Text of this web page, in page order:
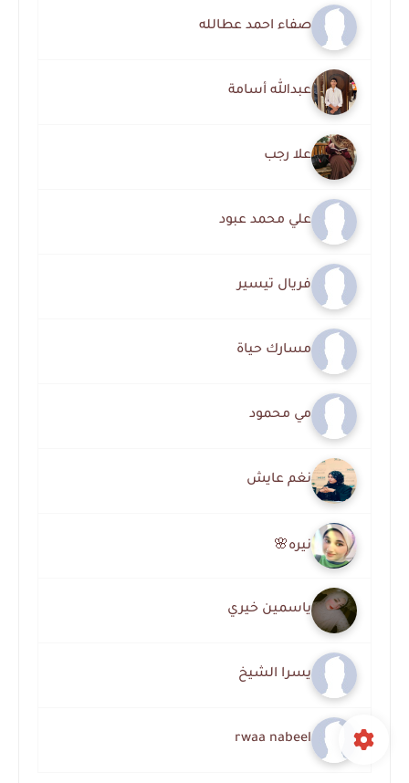
صفاء احمد عطالله
عبدالله أسامة
علا رجب
علي محمد عبود
فريال تيسير
مسارك حياة
مي محمود
نغم عايش
نيره🌸
ياسمين خيري
يسرا الشيخ
rwaa nabeel